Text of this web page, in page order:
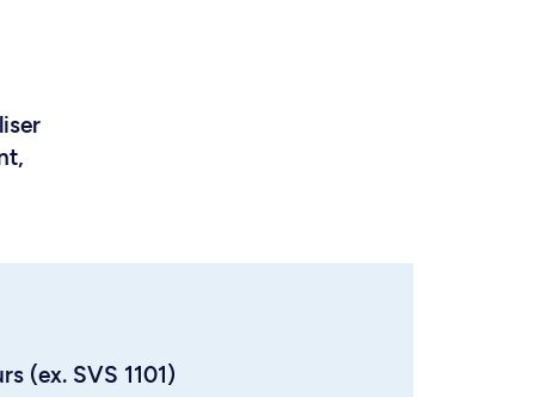
(ex. SVS 1101)